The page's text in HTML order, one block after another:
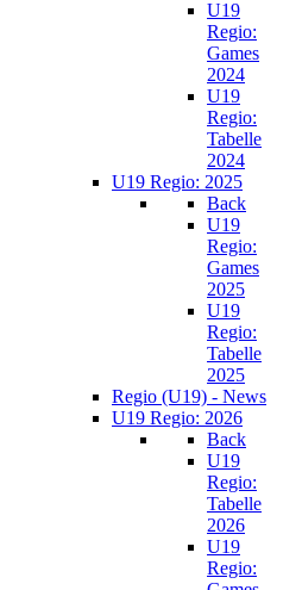
U19
Regio:
Games
2024
U19
Regio:
Tabelle
2024
U19 Regio: 2025
Back
U19
Regio:
Games
2025
U19
Regio:
Tabelle
2025
Regio (U19) - News
U19 Regio: 2026
Back
U19
Regio:
Tabelle
2026
U19
Regio: